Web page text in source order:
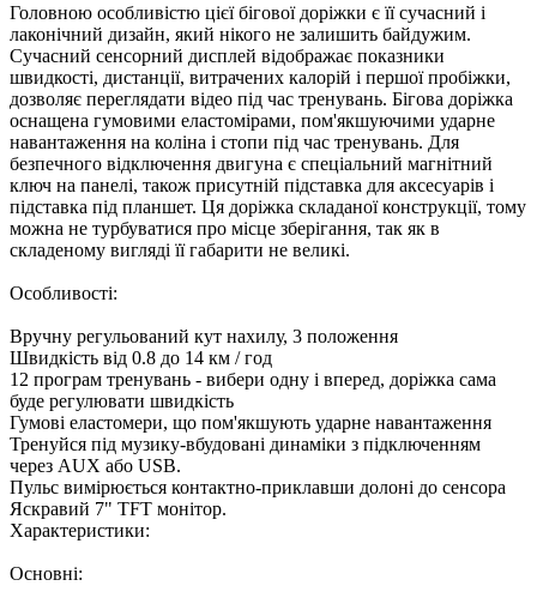
Головною особливістю цієї бігової доріжки є її сучасний і
лаконічний дизайн, який нікого не залишить байдужим.
Сучасний сенсорний дисплей відображає показники
швидкості, дистанції, витрачених калорій і першої пробіжки,
дозволяє переглядати відео під час тренувань. Бігова доріжка
оснащена гумовими еластомірами, пом'якшуючими ударне
навантаження на коліна і стопи під час тренувань. Для
безпечного відключення двигуна є спеціальний магнітний
ключ на панелі, також присутній підставка для аксесуарів і
підставка під планшет. Ця доріжка складаної конструкції, тому
можна не турбуватися про місце зберігання, так як в
складеному вигляді її габарити не великі.
Особливості:
Вручну регульований кут нахилу, 3 положення
Швидкість від 0.8 до 14 км / год
12 програм тренувань - вибери одну і вперед, доріжка сама
буде регулювати швидкість
Гумові еластомери, що пом'якшують ударне навантаження
Тренуйся під музику-вбудовані динаміки з підключенням
через AUX або USB.
Пульс вимірюється контактно-приклавши долоні до сенсора
Яскравий 7" TFT монітор.
Характеристики:
Основні: